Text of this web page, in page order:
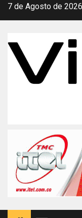
Saltar
7 de Agosto de 2026